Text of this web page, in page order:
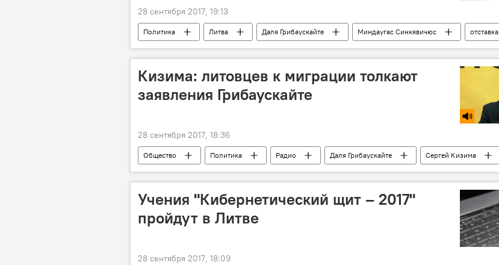
28 сентября 2017, 19:13
Политика Литва Даля Грибаускайте Миндаугас Синкявичюс отставка
Кизима: литовцев к миграции толкают
заявления Грибаускайте
28 сентября 2017, 18:36
Общество Политика Радио Даля Грибаускайте
Сергей Кизима
миграция
заявления
Учения "Кибернетический щит – 2017"
пройдут в Литве
28 сентября 2017, 18:09